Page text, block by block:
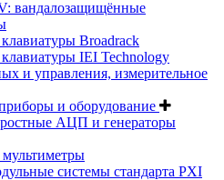
вандалозащищённые
Broadrack
IEI Technology
и управления, измерительное
и оборудование
АЦП и генераторы
системы стандарта PXI